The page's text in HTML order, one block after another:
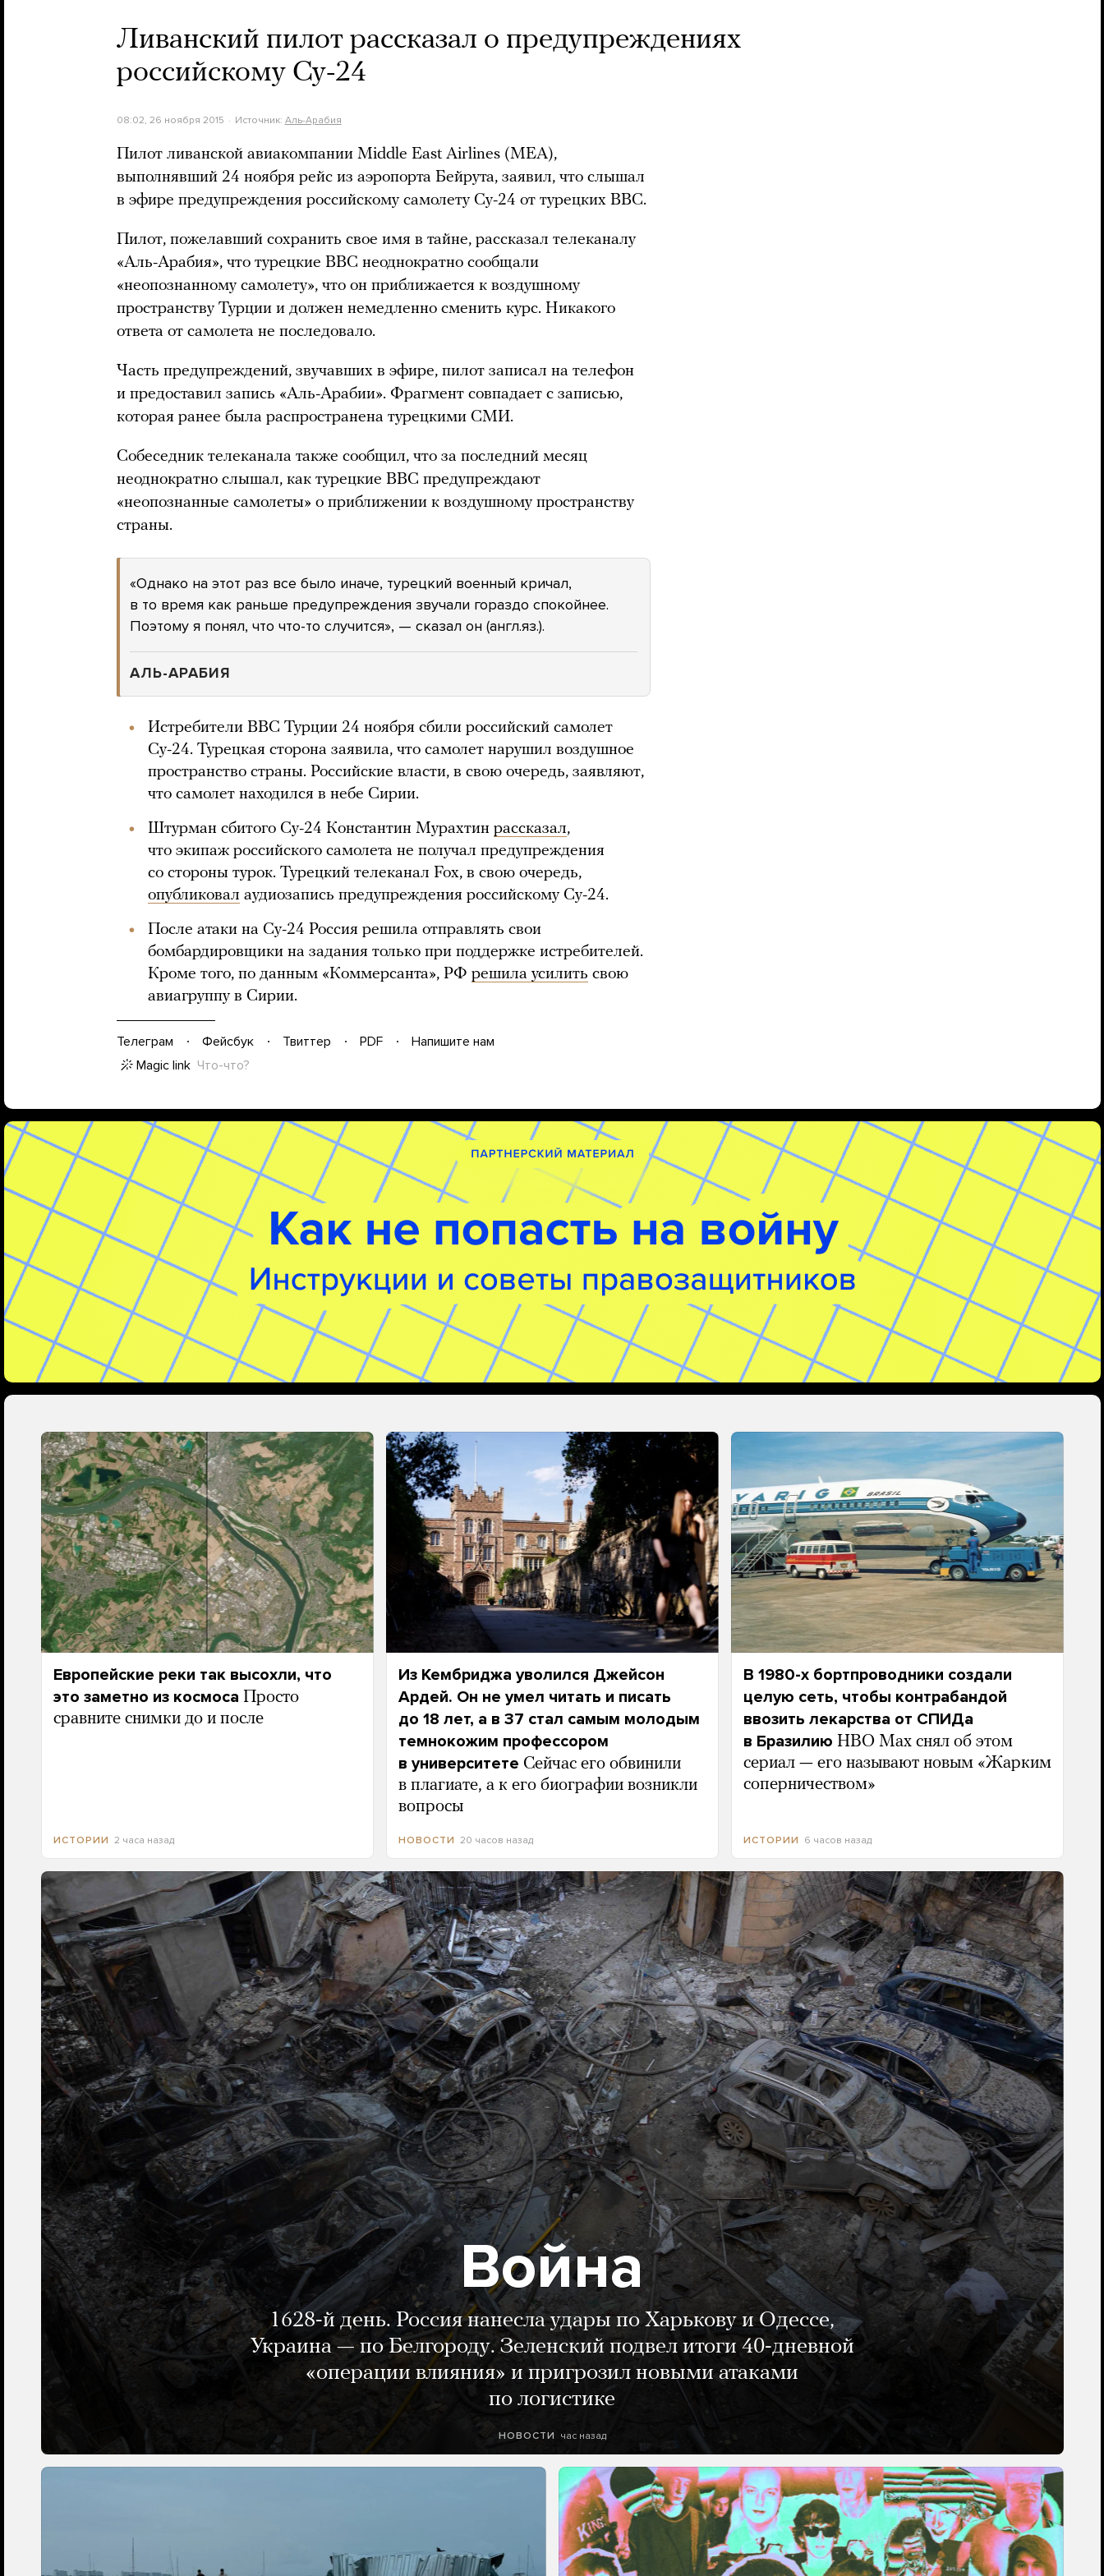
Ливанский пилот рассказал о предупреждениях
российскому Су-24
08:02, 26 ноября 2015 Источник: Аль-Арабия
Пилот ливанской авиакомпании Middle East Airlines (MEA),
выполнявший 24 ноября рейс из аэропорта Бейрута, заявил, что слышал
в эфире предупреждения российскому самолету Су-24 от турецких ВВС.
Пилот, пожелавший сохранить свое имя в тайне, рассказал телеканалу
«Аль-Арабия», что турецкие ВВС неоднократно сообщали
«неопознанному самолету», что он приближается к воздушному
пространству Турции и должен немедленно сменить курс. Никакого
ответа от самолета не последовало.
Часть предупреждений, звучавших в эфире, пилот записал на телефон
и предоставил запись «Аль-Арабии». Фрагмент совпадает с записью,
которая ранее была распространена турецкими СМИ.
Собеседник телеканала также сообщил, что за последний месяц
неоднократно слышал, как турецкие ВВС предупреждают
«неопознанные самолеты» о приближении к воздушному пространству
страны.
«Однако на этот раз все было иначе, турецкий военный кричал,
в то время как раньше предупреждения звучали гораздо спокойнее.
Поэтому я понял, что что-то случится», — сказал он (англ.яз.).
АЛЬ-АРАБИЯ
Истребители ВВС Турции 24 ноября сбили российский самолет
Су-24. Турецкая сторона заявила, что самолет нарушил воздушное
пространство страны. Российские власти, в свою очередь, заявляют,
что самолет находился в небе Сирии.
Штурман сбитого Су-24 Константин Мурахтин рассказал,
что экипаж российского самолета не получал предупреждения
со стороны турок. Турецкий телеканал Fox, в свою очередь,
опубликовал аудиозапись предупреждения российскому Су-24.
После атаки на Су-24 Россия решила отправлять свои
бомбардировщики на задания только при поддержке истребителей.
Кроме того, по данным «Коммерсанта», РФ решила усилить свою
авиагруппу в Сирии.
Телеграм Фейсбук Твиттер PDF
Напишите нам
Magic link Что-что?
Европейские реки так высохли, что
это заметно из космоса Просто
сравните снимки до и после
ИСТОРИИ 2 часа назад
Из Кембриджа уволился Джейсон
Ардей. Он не умел читать и писать
до 18 лет, а в 37 стал самым молодым
темнокожим профессором
в университете Сейчас его обвинили
в плагиате, а к его биографии возникли
вопросы
НОВОСТИ 20 часов назад
В 1980-х бортпроводники создали
целую сеть, чтобы контрабандой
ввозить лекарства от СПИДа
в Бразилию HBO Max снял об этом
сериал — его называют новым «Жарким
соперничеством»
ИСТОРИИ 6 часов назад
Война
1628-й день. Россия нанесла удары по Харькову и Одессе,
Украина — по Белгороду. Зеленский подвел итоги 40-дневной
«операции влияния» и пригрозил новыми атаками
по логистике
НОВОСТИ час назад